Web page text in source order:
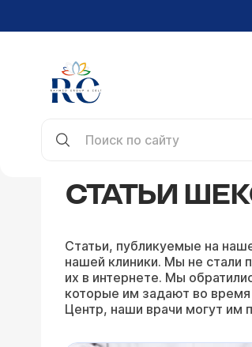
СТАТЬИ
Статьи, публикуемые на
нашей клиники. Мы не стали
их в интернете. Мы
которые им задают во
Центр, наши врачи могут им